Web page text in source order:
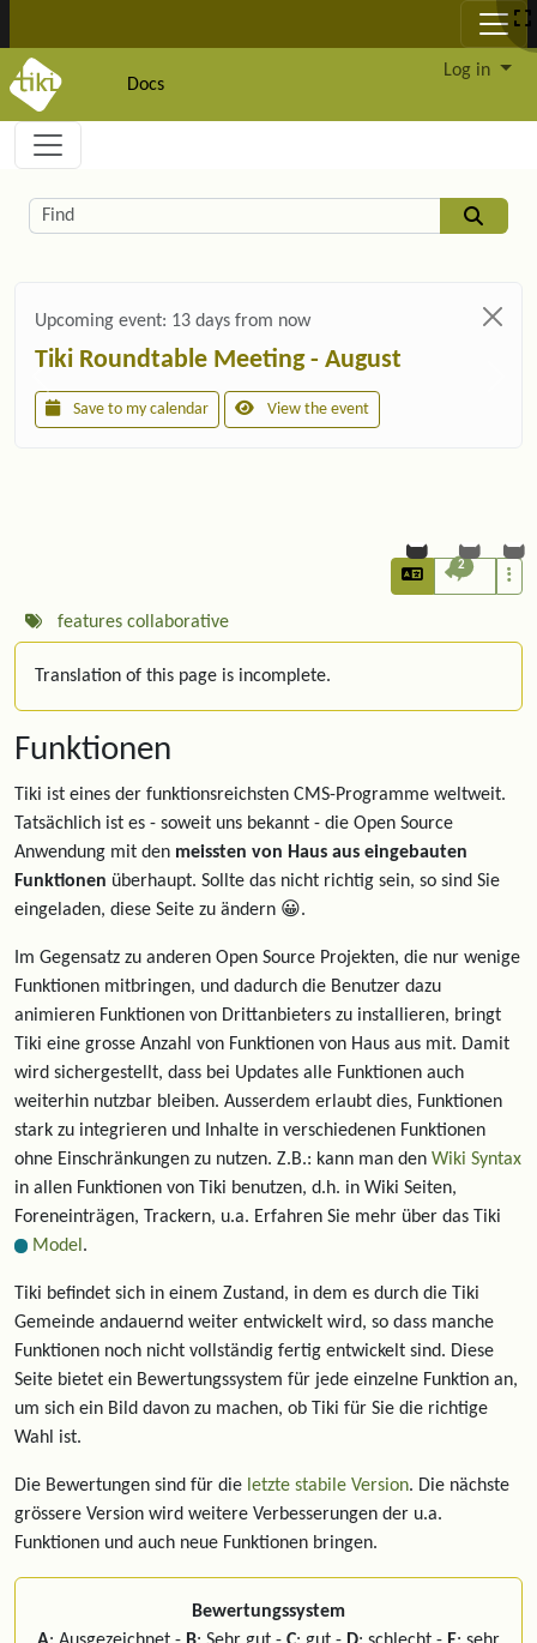
Docs
Log in
Navigation and related functionality and
Related content
Find
Upcoming event: 13 days from now
Tiki Roundtable Meeting - August
Save to my calendar View the event
2
features collaborative
Translation of this page is incomplete.
Funktionen
Tiki ist eines der funktionsreichsten CMS-Programme weltweit.
Tatsächlich ist es - soweit uns bekannt - die Open Source
Anwendung mit den meissten von Haus aus eingebauten
Funktionen überhaupt. Sollte das nicht richtig sein, so sind Sie
eingeladen, diese Seite zu ändern 😀.
Im Gegensatz zu anderen Open Source Projekten, die nur wenige
Funktionen mitbringen, und dadurch die Benutzer dazu
animieren Funktionen von Drittanbieters zu installieren, bringt
Tiki eine grosse Anzahl von Funktionen von Haus aus mit. Damit
wird sichergestellt, dass bei Updates alle Funktionen auch
weiterhin nutzbar bleiben. Ausserdem erlaubt dies, Funktionen
stark zu integrieren und Inhalte in verschiedenen Funktionen
ohne Einschränkungen zu nutzen. Z.B.: kann man den Wiki Syntax
in allen Funktionen von Tiki benutzen, d.h. in Wiki Seiten,
Foreneinträgen, Trackern, u.a. Erfahren Sie mehr über das Tiki
Model .
Tiki befindet sich in einem Zustand, in dem es durch die Tiki
Gemeinde andauernd weiter entwickelt wird, so dass manche
Funktionen noch nicht vollständig fertig entwickelt sind. Diese
Seite bietet ein Bewertungssystem für jede einzelne Funktion an,
um sich ein Bild davon zu machen, ob Tiki für Sie die richtige
Wahl ist.
Die Bewertungen sind für die letzte stabile Version. Die nächste
grössere Version wird weitere Verbesserungen der u.a.
Funktionen und auch neue Funktionen bringen.
Bewertungssystem